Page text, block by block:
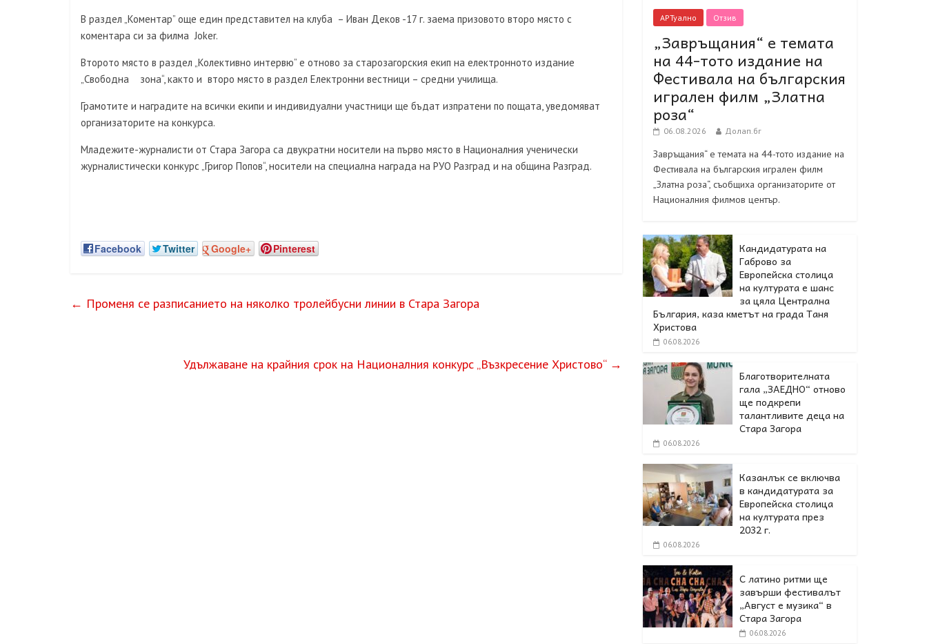
В раздел „Коментар” още един представител на клуба – Иван Деков -17 г. заема призовото второ място с
коментара си за филма Joker.
Второто място в раздел „Колективно интервю” е отново за старозагорския екип на електронното издание
„Свободна зона“, както и второ място в раздел Електронни вестници – средни училища.
Грамотите и наградите на всички екипи и индивидуални участници ще бъдат изпратени по пощата, уведомяват
организаторите на конкурса.
Младежите-журналисти от Стара Загора са двукратни носители на първо място в Националния ученически
журналистически конкурс „Григор Попов“, носители на специална награда на РУО Разград и на община Разград.
Facebook Twitter Google+ Pinterest
← Променя се разписанието на няколко тролейбусни линии в Стара Загора
Удължаване на крайния срок на Националния конкурс „Възкресение Христово“ →
АРТуално Отзив
„Завръщания“ е темата
на 44-тото издание на
Фестивала на българския
игрален филм „Златна
роза“
06.08.2026 Долап.бг
Завръщания“ е темата на 44-тото издание на
Фестивала на българския игрален филм
„Златна роза“, съобщиха организаторите от
Националния филмов център.
Кандидатурата на
Габрово за
Европейска столица
на културата е шанс
за цяла Централна
България, каза кметът на града Таня
Христова
06.08.2026
Благотворителната
гала „ЗАЕДНО“ отново
ще подкрепи
талантливите деца на
Стара Загора
06.08.2026
Казанлък се включва
в кандидатурата за
Европейска столица
на културата през
2032 г.
06.08.2026
С латино ритми ще
завърши фестивалът
„Август е музика“ в
Стара Загора
06.08.2026